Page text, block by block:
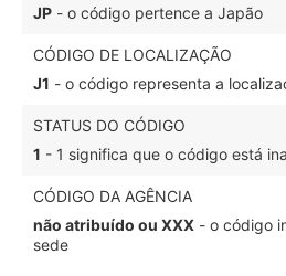
JP - o código pertence a Japão
CÓDIGO DE LOCALIZAÇÃO
J1 - o código representa a
STATUS DO CÓDIGO
1 - 1 significa que o código está
CÓDIGO DA AGÊNCIA
não atribuído ou XXX - o código
sede